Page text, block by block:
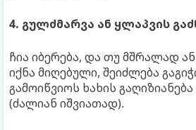
4. გულძმარვა ან ყლაპვის
ჩია იბერება, და თუ მშრალად
იქნა მიღებული, შეიძლება
გამოიწვიოს ხახის
(ძალიან იშვიათად).